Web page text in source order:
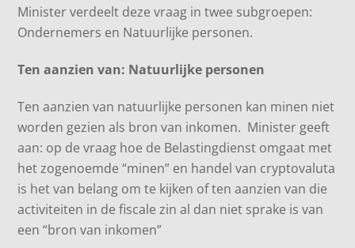
Minister verdeelt deze vraag in twee subgroepen:
Ondernemers en Natuurlijke personen.
Ten aanzien van: Natuurlijke personen
Ten aanzien van natuurlijke personen kan minen niet
worden gezien als bron van inkomen. Minister geeft
aan: op de vraag hoe de Belastingdienst omgaat met
het zogenoemde “minen” en handel van cryptovaluta
is het van belang om te kijken of ten aanzien van die
activiteiten in de fiscale zin al dan niet sprake is van
een “bron van inkomen”